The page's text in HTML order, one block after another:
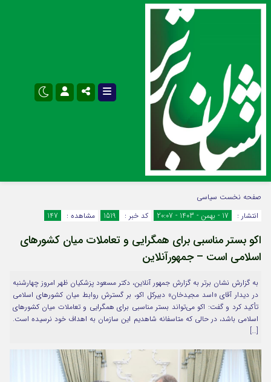
اینستاگرام
سروش
ایتا
آپارات
اپلیکیشن رمز عبور
مرا به خاطر بسپار
Forget Password
صفحه نخست سیاسی
انتشار :
17 - بهمن - 1403 - 20:07 کد خبر : 1519 مشاهده : 147
اکو بستر مناسبی برای همگرایی و تعاملات میان کشورهای
اسلامی است – جمهورآنلاین
به گزارش نشان برتر به گزارش جمهور آنلاین، دکتر مسعود پزشکیان ظهر امروز چهارشنبه
در دیدار آقای «اسد مجیدخان» دبیرکل اکو، بر گسترش روابط میان کشورهای اسلامی
تأکید کرد و گفت: اکو می‌تواند بستر مناسبی برای همگرایی و تعاملات میان کشورهای
اسلامی باشد، در حالی که متاسفانه شاهدیم این سازمان به اهداف خود نرسیده است.
[…]